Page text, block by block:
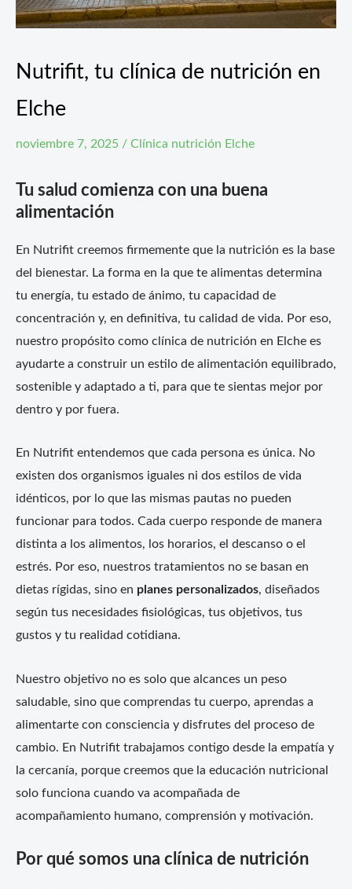
Nutrifit, tu clínica de nutrición en
Elche
noviembre 7, 2025 / Clínica nutrición Elche
Tu salud comienza con una buena
alimentación
En Nutrifit creemos firmemente que la nutrición es la base
del bienestar. La forma en la que te alimentas determina
tu energía, tu estado de ánimo, tu capacidad de
concentración y, en definitiva, tu calidad de vida. Por eso,
nuestro propósito como clínica de nutrición en Elche es
ayudarte a construir un estilo de alimentación equilibrado,
sostenible y adaptado a ti, para que te sientas mejor por
dentro y por fuera.
En Nutrifit entendemos que cada persona es única. No
existen dos organismos iguales ni dos estilos de vida
idénticos, por lo que las mismas pautas no pueden
funcionar para todos. Cada cuerpo responde de manera
distinta a los alimentos, los horarios, el descanso o el
estrés. Por eso, nuestros tratamientos no se basan en
dietas rígidas, sino en planes personalizados, diseñados
según tus necesidades fisiológicas, tus objetivos, tus
gustos y tu realidad cotidiana.
Nuestro objetivo no es solo que alcances un peso
saludable, sino que comprendas tu cuerpo, aprendas a
alimentarte con consciencia y disfrutes del proceso de
cambio. En Nutrifit trabajamos contigo desde la empatía y
la cercanía, porque creemos que la educación nutricional
solo funciona cuando va acompañada de
acompañamiento humano, comprensión y motivación.
Por qué somos una clínica de nutrición